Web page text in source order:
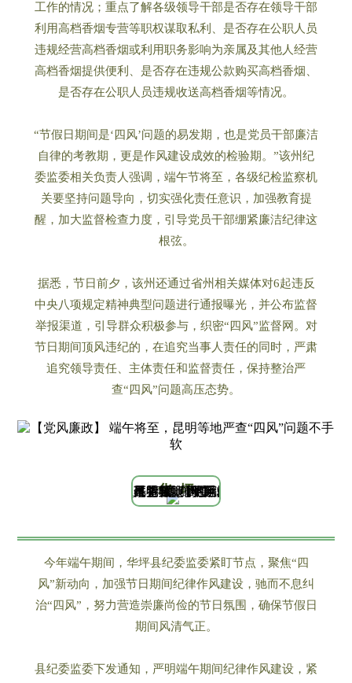
工作的情况；重点了解各级领导干部是否存在领导干部
利用高档香烟专营等职权谋取私利、是否存在公职人员
违规经营高档香烟或利用职务影响为亲属及其他人经营
高档香烟提供便利、是否存在违规公款购买高档香烟、
是否存在公职人员违规收送高档香烟等情况。
“节假日期间是‘四风’问题的易发期，也是党员干部廉洁
自律的考教期，更是作风建设成效的检验期。”该州纪
委监委相关负责人强调，端午节将至，各级纪检监察机
关要坚持问题导向，切实强化责任意识，加强教育提
醒，加大监督检查力度，引导党员干部绷紧廉洁纪律这
根弦。
据悉，节日前夕，该州还通过省州相关媒体对6起违反
中央八项规定精神典型问题进行通报曝光，并公布监督
举报渠道，引导群众积极参与，织密“四风”监督网。对
节日期间顶风违纪的，在追究当事人责任的同时，严肃
追究领导责任、主体责任和监督责任，保持整治严
查“四风”问题高压态势。
华 坪
今年端午期间，华坪县纪委监委紧盯节点，聚焦“四
风”新动向，加强节日期间纪律作风建设，驰而不息纠
治“四风”，努力营造崇廉尚俭的节日氛围，确保节假日
期间风清气正。
县纪委监委下发通知，严明端午期间纪律作风建设，紧